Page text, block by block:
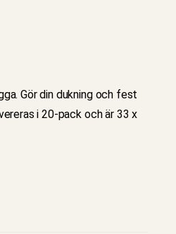
Gör din dukning och fest
i 20-pack och är 33 x